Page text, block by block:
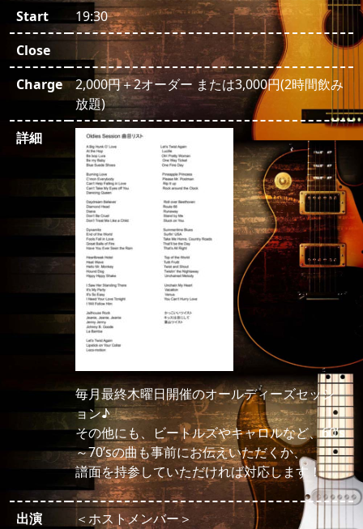
Start
19:30
Close
Charge
2,000円＋2オーダー または3,000円(2時間飲み
放題)
詳細
毎月最終木曜日開催のオールディーズセッシ
ョン♪
その他にも、ビートルズやキャロルなど、60’s
～70’sの曲も事前にお伝えいただくか、
譜面を持参していただければ対応します！
出演 ＜ホストメンバー＞